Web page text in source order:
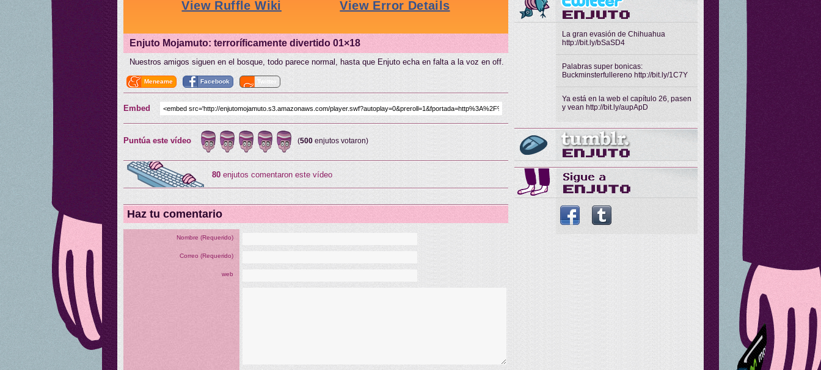
Enjuto Mojamuto: terroríficamente divertido 01×18
Nuestros amigos siguen en el bosque, todo parece normal, hasta que Enjuto echa en falta a la voz en off.
Meneame Facebook Twitter
Embed
Puntúa este vídeo (500 enjutos votaron)
80 enjutos comentaron este vídeo
Haz tu comentario
Nombre (Requerido)
Correo (Requerido)
web
La gran evasión de Chihuahua
http://bit.ly/bSaSD4
Palabras super bonicas:
Buckminsterfullereno http://bit.ly/1C7Y
Ya está en la web el capítulo 26, pasen
y vean http://bit.ly/aupApD